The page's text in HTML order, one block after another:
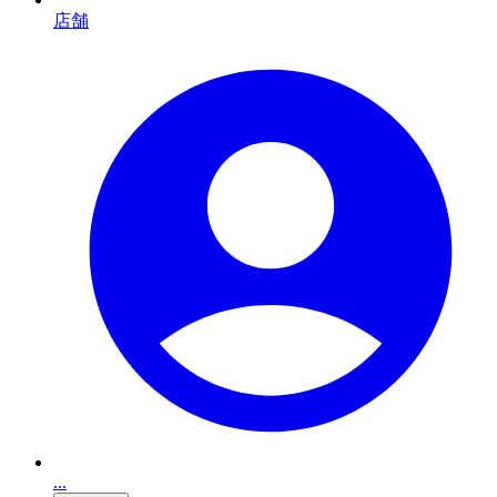
店舗
...